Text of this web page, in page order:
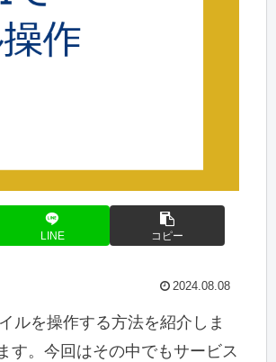
LINE コピー
2024.08.08
ルを操作する方法を紹介しま
す。今回はその中でもサービス